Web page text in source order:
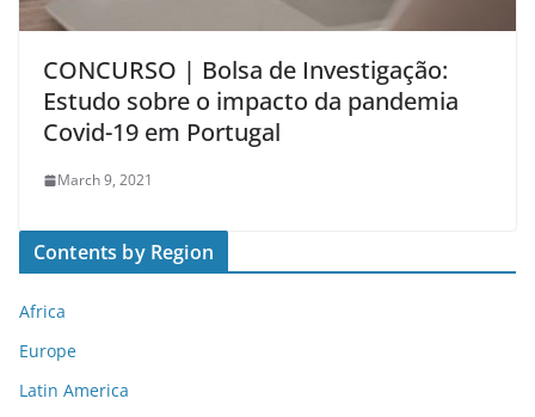
CONCURSO | Bolsa de Investigação:
Estudo sobre o impacto da pandemia
Covid-19 em Portugal
March 9, 2021
Contents by Region
Africa
Europe
Latin America